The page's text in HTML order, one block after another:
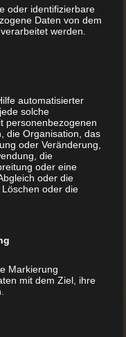
oder identifizierbare
Daten von dem
werden.
automatisierter
solche
personenbezogenen
die Organisation, das
oder Veränderung,
die
oder eine
oder die
oder die
Markierung
mit dem Ziel, ihre